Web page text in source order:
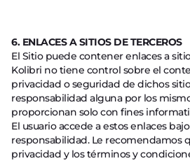
6. ENLACES A SITIOS DE TERCEROS
El Sitio puede contener enlaces a
Kolibri no tiene control sobre el
privacidad o seguridad de dichos
responsabilidad alguna por los
proporcionan solo con fines
El usuario accede a estos enlaces
responsabilidad. Le recomendamos
privacidad y los términos y